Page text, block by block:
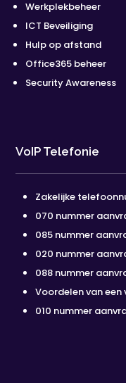
Werkplekbeheer
ICT Beveiliging
Hulp op afstand
Office365 beheer
Security Awareness
VoIP Telefonie
Zakelijke
070 nummer
085 nummer
020 nummer
088 nummer
Voordelen van
010 nummer